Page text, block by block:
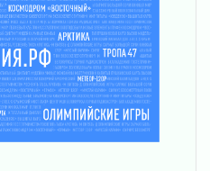
объединений
закроют на два
пространства